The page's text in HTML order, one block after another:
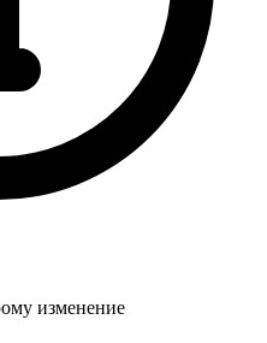
изменение